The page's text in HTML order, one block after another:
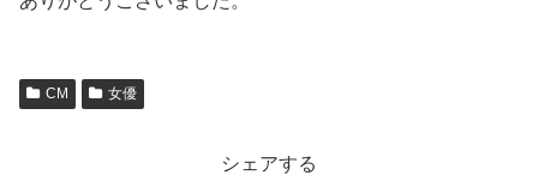
CM 女優
シェアする